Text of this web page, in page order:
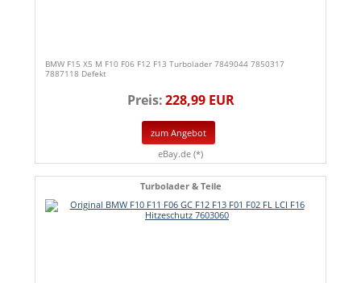
BMW F15 X5 M F10 F06 F12 F13 Turbolader 7849044 7850317
7887118 Defekt
Preis:228,99 EUR
zum Angebot
eBay.de (*)
Turbolader & Teile